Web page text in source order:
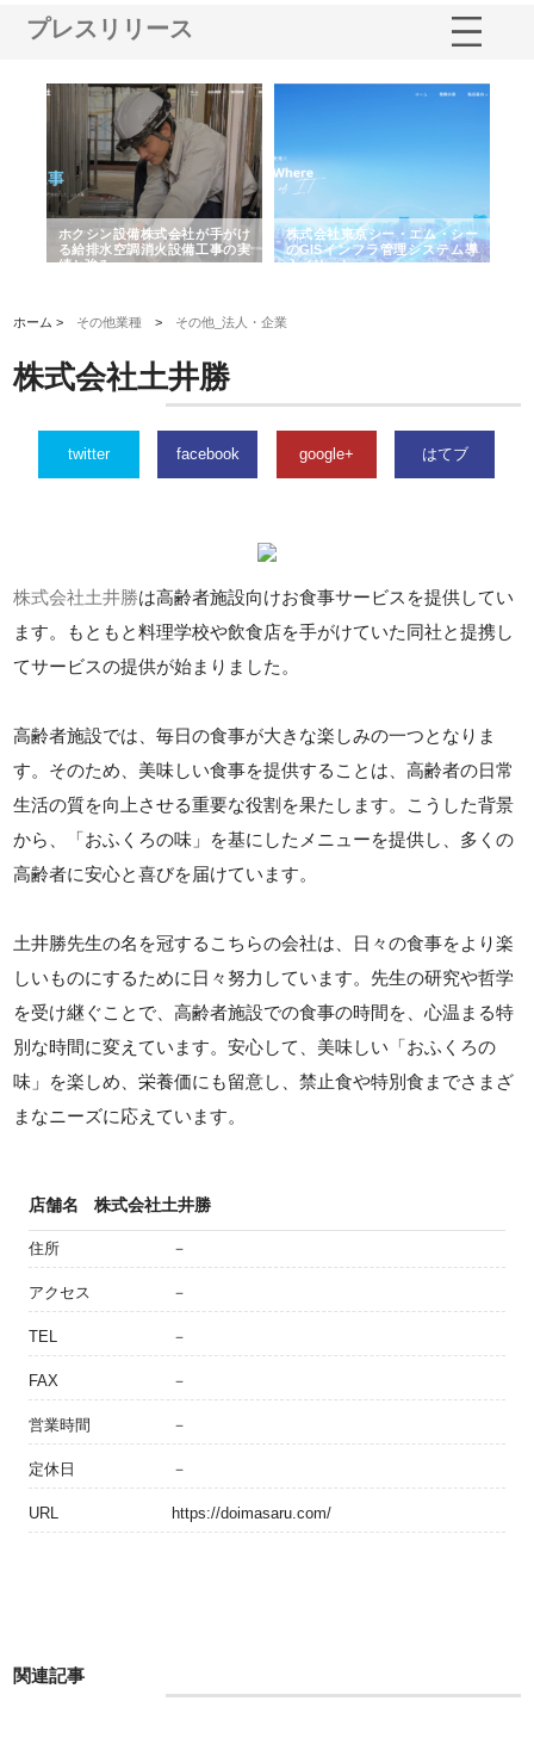
プレスリリース
ホクシン設備株式会社が手がけ
る給排水空調消火設備工事の実
績と強み
株式会社東京シー・エム・シー
のGISインフラ管理システム導
入メリット
ホーム > その他業種 > その他_法人・企業
株式会社土井勝
twitter facebook google+ はてブ
株式会社土井勝は高齢者施設向けお食事サービスを提供してい
ます。もともと料理学校や飲食店を手がけていた同社と提携し
てサービスの提供が始まりました。
高齢者施設では、毎日の食事が大きな楽しみの一つとなりま
す。そのため、美味しい食事を提供することは、高齢者の日常
生活の質を向上させる重要な役割を果たします。こうした背景
から、「おふくろの味」を基にしたメニューを提供し、多くの
高齢者に安心と喜びを届けています。
土井勝先生の名を冠するこちらの会社は、日々の食事をより楽
しいものにするために日々努力しています。先生の研究や哲学
を受け継ぐことで、高齢者施設での食事の時間を、心温まる特
別な時間に変えています。安心して、美味しい「おふくろの
味」を楽しめ、栄養価にも留意し、禁止食や特別食までさまざ
まなニーズに応えています。
店舗名 株式会社土井勝
住所 －
アクセス －
TEL －
FAX －
営業時間 －
定休日 －
URL https://doimasaru.com/
関連記事